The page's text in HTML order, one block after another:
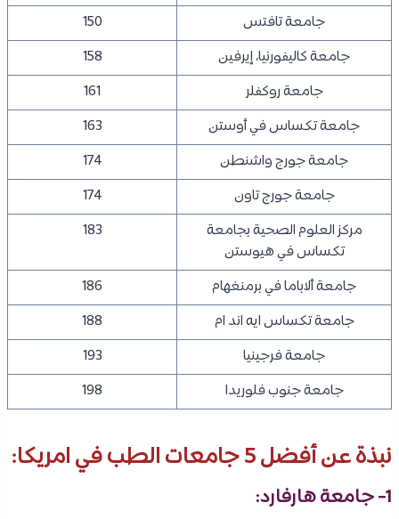
جامعة تافتس
150
جامعة كاليفورنيا، إيرفين
158
جامعة روكفلر
161
جامعة تكساس في أوستن
163
جامعة جورج واشنطن
174
جامعة جورج تاون
174
مركز العلوم الصحية بجامعة
تكساس في هيوستن
183
جامعة ألاباما في برمنغهام
186
جامعة تكساس ايه اند ام
188
جامعة فرجينيا
193
جامعة جنوب فلوريدا
198
نبذة عن أفضل 5 جامعات الطب في امريكا:
1- جامعة هارفارد: